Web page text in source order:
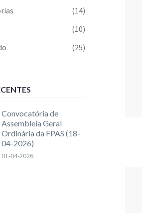
(14)
(10)
(25)
Convocatória de
Assembleia Geral
Ordinária da FPAS (18-
04-2026)
01-04-2026